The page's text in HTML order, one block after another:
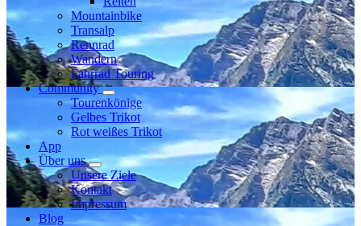
Mountainbike
Transalp
Rennrad
Wandern
Fahrrad Touring
Community
Tourenkönige
Gelbes Trikot
Rot weißes Trikot
App
Über uns
Unsere Ziele
Kontakt
Impressum
Blog